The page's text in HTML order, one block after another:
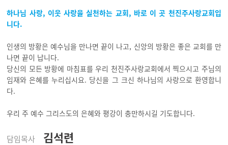
하나님 사랑, 이웃 사랑을 실천하는 교회, 바로 이 곳 천진주사랑교회입
니다.
인생의 방황은 예수님을 만나면 끝이 나고, 신앙의 방황은 좋은 교회를 만
나면 끝이 납니다.
당신의 모든 방황에 마침표를 우리 천진주사랑교회에서 찍으시고 주님의
임재와 은혜를 누리십시요. 당신을 그 크신 하나님의 사랑으로 환영합니
다.
우리 주 예수 그리스도의 은혜와 평강이 충만하시길 기도합니다.
담임목사 김석련